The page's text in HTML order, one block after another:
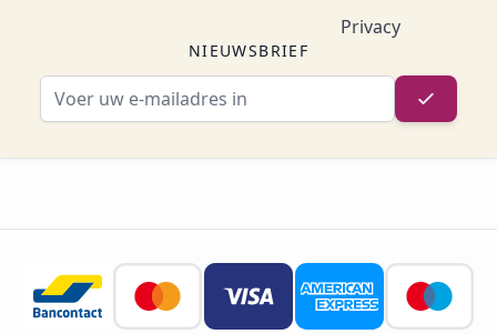
Privacy
NIEUWSBRIEF